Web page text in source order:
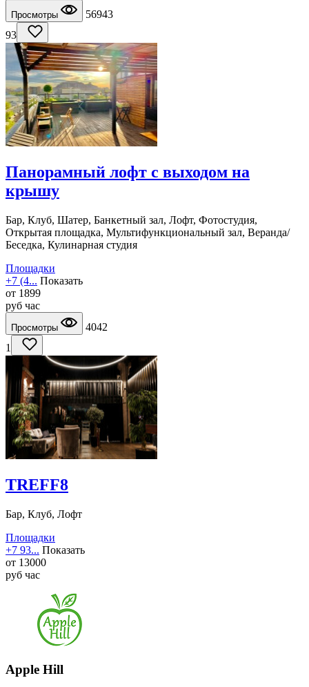
Просмотры
56943
93
Панорамный лофт с выходом на
крышу
Бар, Клуб, Шатер, Банкетный зал, Лофт, Фотостудия,
Открытая площадка, Мультифункциональный зал, Веранда/
Беседка, Кулинарная студия
Площадки
+7 (4... Показать
от 1899
руб час
Просмотры
4042
1
TREFF8
Бар, Клуб, Лофт
Площадки
+7 93... Показать
от 13000
руб час
Apple Hill